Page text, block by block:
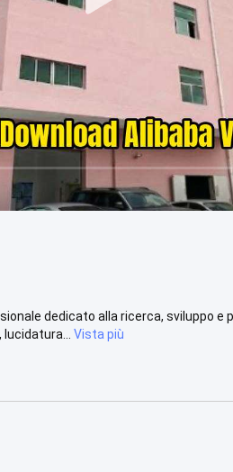
dedicato alla ricerca, sviluppo
Vista più